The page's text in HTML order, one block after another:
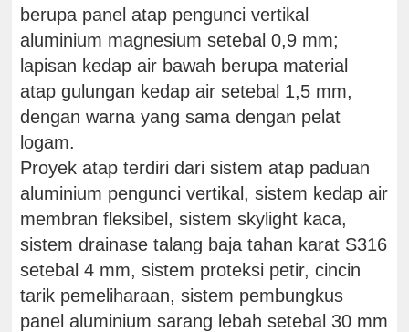
berupa panel atap pengunci vertikal
aluminium magnesium setebal 0,9 mm;
lapisan kedap air bawah berupa material
atap gulungan kedap air setebal 1,5 mm,
dengan warna yang sama dengan pelat
logam.
Proyek atap terdiri dari sistem atap paduan
aluminium pengunci vertikal, sistem kedap air
membran fleksibel, sistem skylight kaca,
sistem drainase talang baja tahan karat S316
setebal 4 mm, sistem proteksi petir, cincin
tarik pemeliharaan, sistem pembungkus
panel aluminium sarang lebah setebal 30 mm